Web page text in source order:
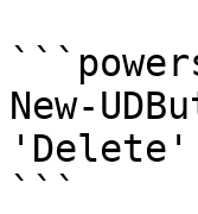
New-
'Delete'
```